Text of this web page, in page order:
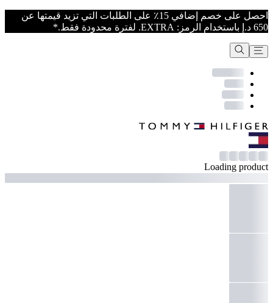
احصل على خصم إضافي 15٪ على الطلبات التي تزيد قيمتها عن
650 د.إ باستخدام الرمز: EXTRA. لفترة محدودة فقط.*
Loading product